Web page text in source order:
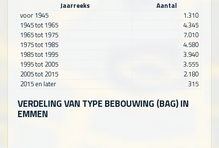
Jaarreeks
Aantal
voor 1945
1.310
1945 tot 1965
4.345
1965 tot 1975
7.010
1975 tot 1985
4.580
1985 tot 1995
3.940
1995 tot 2005
3.555
2005 tot 2015
2.180
2015 en later
315
VERDELING VAN TYPE BEBOUWING (BAG) IN
EMMEN